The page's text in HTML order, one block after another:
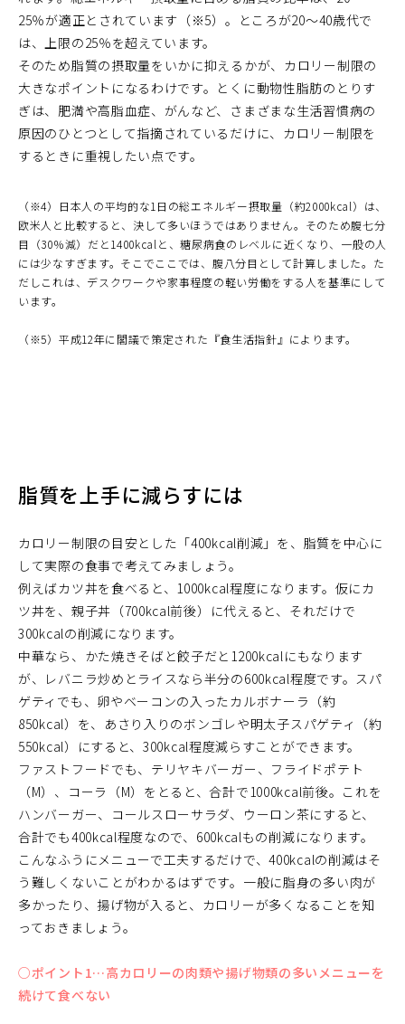
25％が適正とされています（※5）。ところが20～40歳代で
は、上限の25％を超えています。
そのため脂質の摂取量をいかに抑えるかが、カロリー制限の
大きなポイントになるわけです。とくに動物性脂肪のとりす
ぎは、肥満や高脂血症、がんなど、さまざまな生活習慣病の
原因のひとつとして指摘されているだけに、カロリー制限を
するときに重視したい点です。
（※4）日本人の平均的な1日の総エネルギー摂取量（約2000kcal）は、
欧米人と比較すると、決して多いほうではありません。そのため腹七分
目（30％減）だと1400kcalと、糖尿病食のレベルに近くなり、一般の人
には少なすぎます。そこでここでは、腹八分目として計算しました。た
だしこれは、デスクワークや家事程度の軽い労働をする人を基準にして
います。
（※5）平成12年に閣議で策定された『食生活指針』によります。
脂質を上手に減らすには
カロリー制限の目安とした「400kcal削減」を、脂質を中心に
して実際の食事で考えてみましょう。
例えばカツ丼を食べると、1000kcal程度になります。仮にカ
ツ丼を、親子丼（700kcal前後）に代えると、それだけで
300kcalの削減になります。
中華なら、かた焼きそばと餃子だと1200kcalにもなります
が、レバニラ炒めとライスなら半分の600kcal程度です。スパ
ゲティでも、卵やベーコンの入ったカルボナーラ（約
850kcal）を、あさり入りのボンゴレや明太子スパゲティ（約
550kcal）にすると、300kcal程度減らすことができます。
ファストフードでも、テリヤキバーガー、フライドポテト
（M）、コーラ（M）をとると、合計で1000kcal前後。これを
ハンバーガー、コールスローサラダ、ウーロン茶にすると、
合計でも400kcal程度なので、600kcalもの削減になります。
こんなふうにメニューで工夫するだけで、400kcalの削減はそ
う難しくないことがわかるはずです。一般に脂身の多い肉が
多かったり、揚げ物が入ると、カロリーが多くなることを知
っておきましょう。
○ポイント1…高カロリーの肉類や揚げ物類の多いメニューを
続けて食べない